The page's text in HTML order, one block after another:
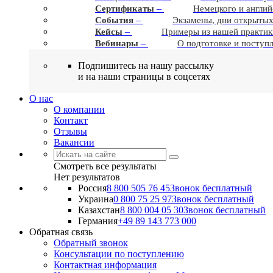
Сертификаты –
Немецкого и
События –
Экзамены, дни
Кейсы –
Примеры из нашей
Вебинары – О подготовке и
Подпишитесь на нашу рассылку
и на наши страницы в соцсетях
О нас
О компании
Контакт
Отзывы
Вакансии
Смотреть все результаты
Нет результатов
Россия8 800 505 76 45Звонок бесплатный
Украина0 800 75 25 97Звонок бесплатный
Казахстан8 800 004 05 30Звонок бесплатный
Германия+49 89 143 773 000
Обратная связь
Обратный звонок
Консультации по поступлению
Контактная информация